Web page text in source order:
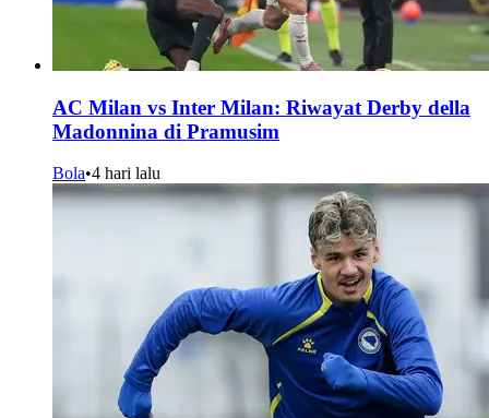
AC Milan vs Inter Milan: Riwayat Derby della
Madonnina di Pramusim
Bola•4 hari lalu